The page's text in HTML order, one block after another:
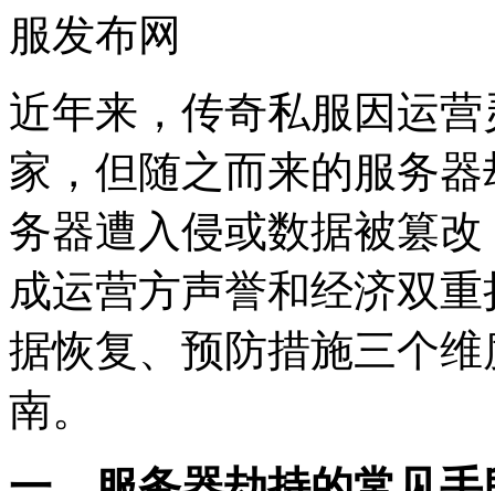
服发布网
近年来，传奇私服因运
家，但随之而来的服务
务器遭入侵或数据被篡
成运营方声誉和经济双
据恢复、预防措施三个
南。